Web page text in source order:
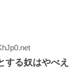
する奴はやべえ